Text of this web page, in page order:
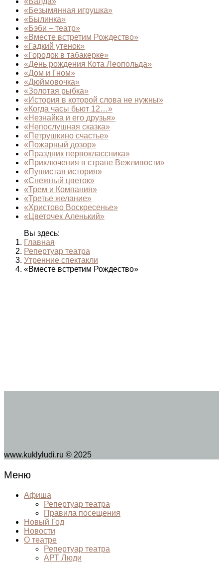
«Безымянная игрушка»
«Былинка»
«Бэби – театр»
«Вместе встретим Рождество»
«Гадкий утенок»
«Городок в табакерке»
«День рождения Кота Леопольда»
«Дом и Гном»
«Дюймовочка»
«Золотая рыбка»
«История в которой слова не нужны»
«Когда часы бьют 12…»
«Незнайка и его друзья»
«Непослушная сказка»
«Петрушкино счастье»
«Пожарный дозор»
«Праздник первоклассника»
«Приключения в стране Вежливости»
«Пушистая история»
«Снежный цветок»
«Трем и Компания»
«Третье желание»
«Христово Воскресенье»
«Цветочек Аленький»
Вы здесь:
Главная
Репертуар театра
Утренние спектакли
«Вместе встретим Рождество»
www.kuklyludi.ru © 2025
Меню
Афиша
Репертуар театра
Правила посещения
Новый Год
Новости
О театре
Репертуар театра
АРТ Люди